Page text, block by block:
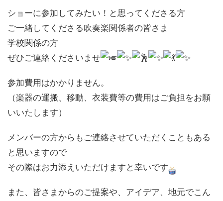
ショーに参加してみたい！と思ってくださる方
ご一緒してくださる吹奏楽関係者の皆さま
学校関係の方
ぜひご連絡くださいませ
参加費用はかかりません。
（楽器の運搬、移動、衣装費等の費用はご負担をお願
いいたします）
メンバーの方からもご連絡させていただくこともある
と思いますので
その際はお力添えいただけますと幸いです
また、皆さまからのご提案や、アイデア、地元でこん